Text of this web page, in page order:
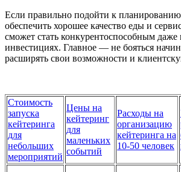
Если правильно подойти к
обеспечить хорошее качество еды и
сможет стать конкурентоспособным даже
инвестициях. Главное — не бояться
расширять свои возможности и
Стоимость
запуска
кейтеринга
для
небольших
мероприятий
Цены на
кейтеринг
для
маленьких
событий
Расходы на
организацию
кейтеринга на
10-50 человек